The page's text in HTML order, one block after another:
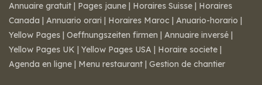
Annuaire gratuit | Pages jaune | Horaires Suisse | Horaires
Canada | Annuario orari | Horaires Maroc | Anuario-horario |
Yellow Pages | Oeffnungszeiten firmen | Annuaire inversé |
Yellow Pages UK | Yellow Pages USA | Horaire societe |
Agenda en ligne | Menu restaurant | Gestion de chantier